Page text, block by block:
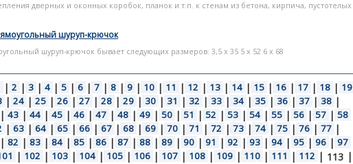
дверных и оконных коробок, планок и т.п. к стенам из бетона, кирпича, пустотелых
шуруп-крючок
шуруп-крючок бывает следующих размеров: 3,5 х 35 5 х 52 6 х 68
| 2 | 3 | 4 | 5 | 6 | 7 | 8 | 9 | 10 | 11 | 12 | 13 | 14 | 15 | 16 | 17 | 18 | 19
| 24 | 25 | 26 | 27 | 28 | 29 | 30 | 31 | 32 | 33 | 34 | 35 | 36 | 37 | 38 |
| 43 | 44 | 45 | 46 | 47 | 48 | 49 | 50 | 51 | 52 | 53 | 54 | 55 | 56 | 57 | 58
| 63 | 64 | 65 | 66 | 67 | 68 | 69 | 70 | 71 | 72 | 73 | 74 | 75 | 76 | 77 |
| 82 | 83 | 84 | 85 | 86 | 87 | 88 | 89 | 90 | 91 | 92 | 93 | 94 | 95 | 96 | 97
| 102 | 103 | 104 | 105 | 106 | 107 | 108 | 109 | 110 | 111 | 112 | 113 |